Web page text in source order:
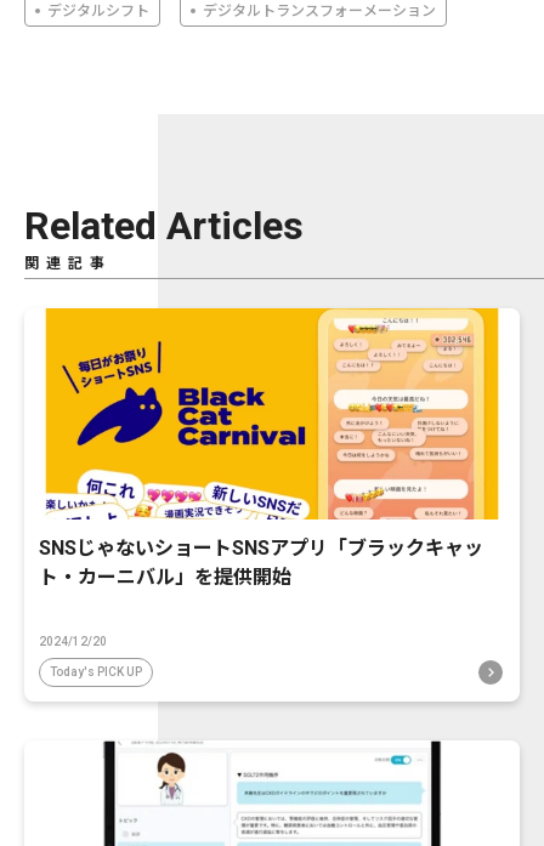
デジタルシフト デジタルトランスフォーメーション
Related Articles
関連記事
SNSじゃないショートSNSアプリ「ブラックキャッ
ト・カーニバル」を提供開始
2024/12/20
Today's PICK UP